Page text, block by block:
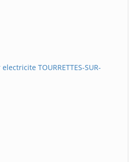
TOURRETTES-SUR-